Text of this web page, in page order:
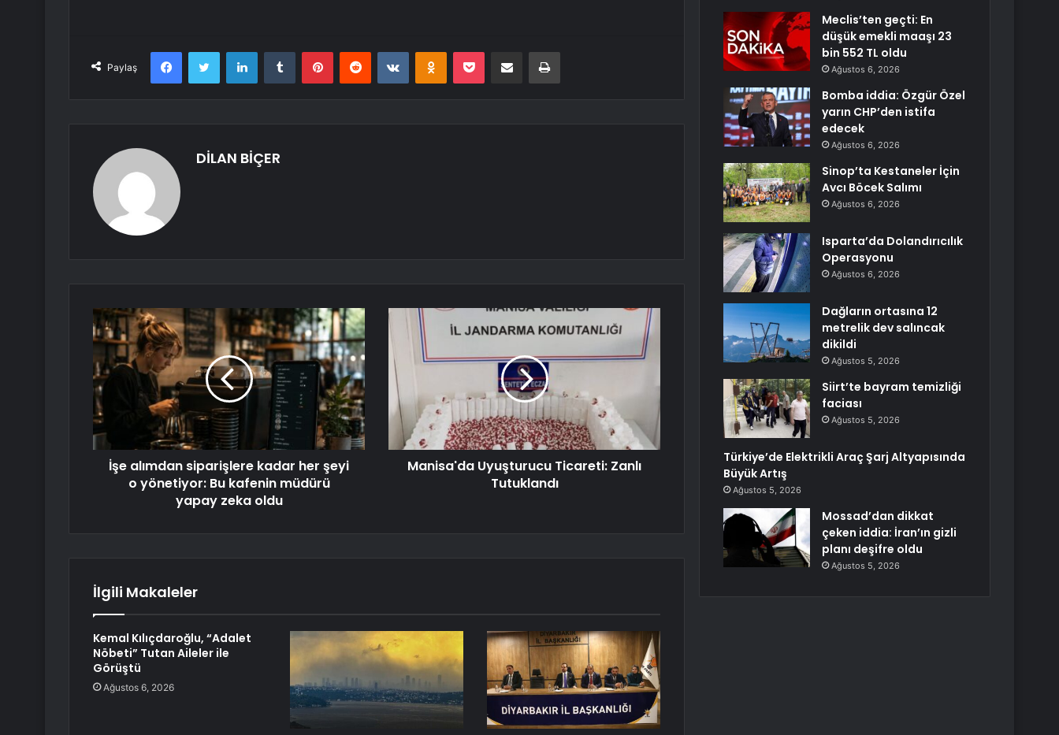
Paylaş
FacebookTwitter LinkedInTumblr PinterestReddit VKontakteOdnoklassniki
Pocket E-Posta ile paylaş Yazdır
DİLAN BİÇER
İşe alımdan siparişlere kadar her şeyi
o yönetiyor: Bu kafenin müdürü
yapay zeka oldu
Manisa'da Uyuşturucu Ticareti: Zanlı
Tutuklandı
İlgili Makaleler
Kemal Kılıçdaroğlu, “Adalet
Nöbeti” Tutan Aileler ile
Görüştü
Ağustos 6, 2026
Meclis’ten geçti: En
düşük emekli maaşı 23
bin 552 TL oldu
Ağustos 6, 2026
Bomba iddia: Özgür Özel
yarın CHP’den istifa
edecek
Ağustos 6, 2026
Sinop’ta Kestaneler İçin
Avcı Böcek Salımı
Ağustos 6, 2026
Isparta’da Dolandırıcılık
Operasyonu
Ağustos 6, 2026
Dağların ortasına 12
metrelik dev salıncak
dikildi
Ağustos 5, 2026
Siirt’te bayram temizliği
faciası
Ağustos 5, 2026
Türkiye’de Elektrikli Araç Şarj Altyapısında
Büyük Artış
Ağustos 5, 2026
Mossad’dan dikkat
çeken iddia: İran’ın gizli
planı deşifre oldu
Ağustos 5, 2026